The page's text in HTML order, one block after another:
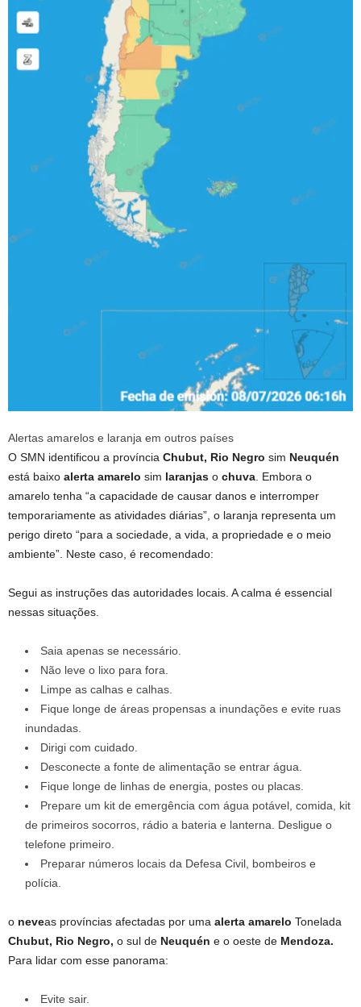
Alertas amarelos e laranja em outros países
O SMN identificou a província Chubut, Rio Negro sim Neuquén
está baixo alerta amarelo sim laranjas o chuva. Embora o
amarelo tenha “a capacidade de causar danos e interromper
temporariamente as atividades diárias”, o laranja representa um
perigo direto “para a sociedade, a vida, a propriedade e o meio
ambiente”. Neste caso, é recomendado:
Segui as instruções das autoridades locais. A calma é essencial
nessas situações.
Saia apenas se necessário.
Não leve o lixo para fora.
Limpe as calhas e calhas.
Fique longe de áreas propensas a inundações e evite ruas
inundadas.
Dirigi com cuidado.
Desconecte a fonte de alimentação se entrar água.
Fique longe de linhas de energia, postes ou placas.
Prepare um kit de emergência com água potável, comida, kit
de primeiros socorros, rádio a bateria e lanterna. Desligue o
telefone primeiro.
Preparar números locais da Defesa Civil, bombeiros e
polícia.
o neveas províncias afectadas por uma alerta amarelo Tonelada
Chubut, Rio Negro, o sul de Neuquén e o oeste de Mendoza.
Para lidar com esse panorama:
Evite sair.